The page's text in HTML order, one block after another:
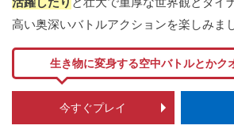
高い奥深いバトルアクションを楽しみま
生き物に変身する空中バトルとかク
今すぐプレイ